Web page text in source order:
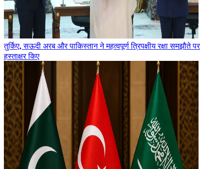
तुर्किए, सऊदी अरब और पाकिस्तान ने महत्वपूर्ण त्रिपक्षीय रक्षा समझौते पर
हस्ताक्षर किए